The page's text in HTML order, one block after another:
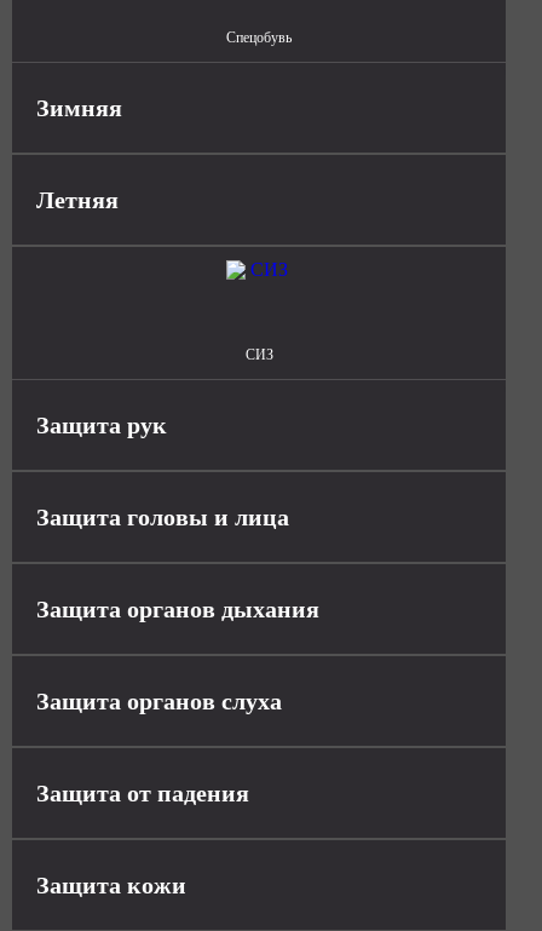
Спецобувь
Зимняя
Летняя
СИЗ
Защита рук
Защита головы и лица
Защита органов дыхания
Защита органов слуха
Защита от падения
Защита кожи